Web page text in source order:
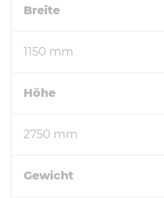
Breite
1150 mm
Höhe
2750 mm
Gewicht